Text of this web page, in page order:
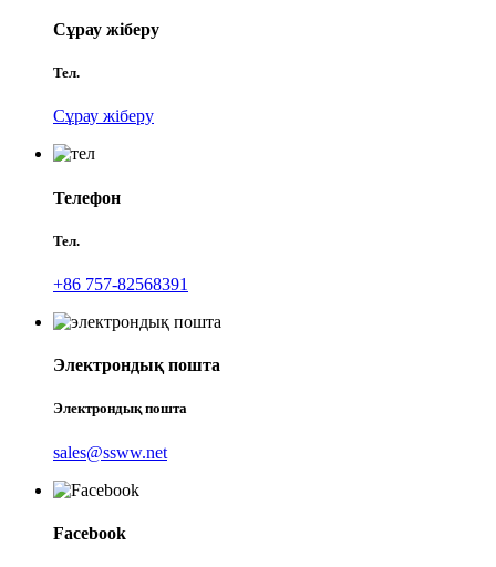
Сұрау жіберу
Тел.
Сұрау жіберу
Телефон
Тел.
+86 757-82568391
Электрондық пошта
Электрондық пошта
sales@ssww.net
Facebook